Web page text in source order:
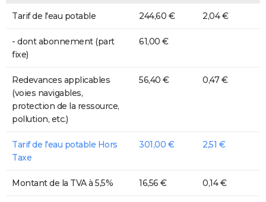
Tarif de l'eau potable 244,60 € 2,04 €
- dont abonnement (part
fixe)
61,00 €
Redevances applicables
(voies navigables,
protection de la ressource,
pollution, etc.)
56,40 € 0,47 €
Tarif de l'eau potable Hors
Taxe
301,00 € 2,51 €
Montant de la TVA à 5,5% 16,56 € 0,14 €